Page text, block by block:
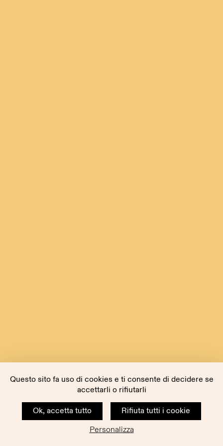
Questo sito fa uso di cookies e ti consente di decidere se
accettarli o rifiutarli
Ok, accetta tutto
Rifiuta tutti i cookie
Personalizza